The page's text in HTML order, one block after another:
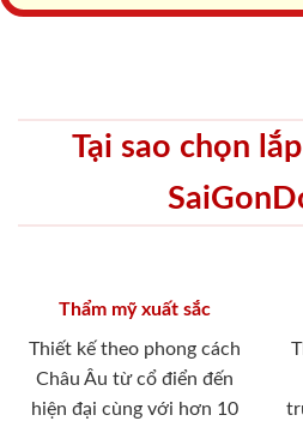
Tại sao chọn
Thẩm mỹ xuất sắc
Thiết kế theo phong cách
Châu Âu từ cổ điển đến
hiện đại cùng với hơn 10